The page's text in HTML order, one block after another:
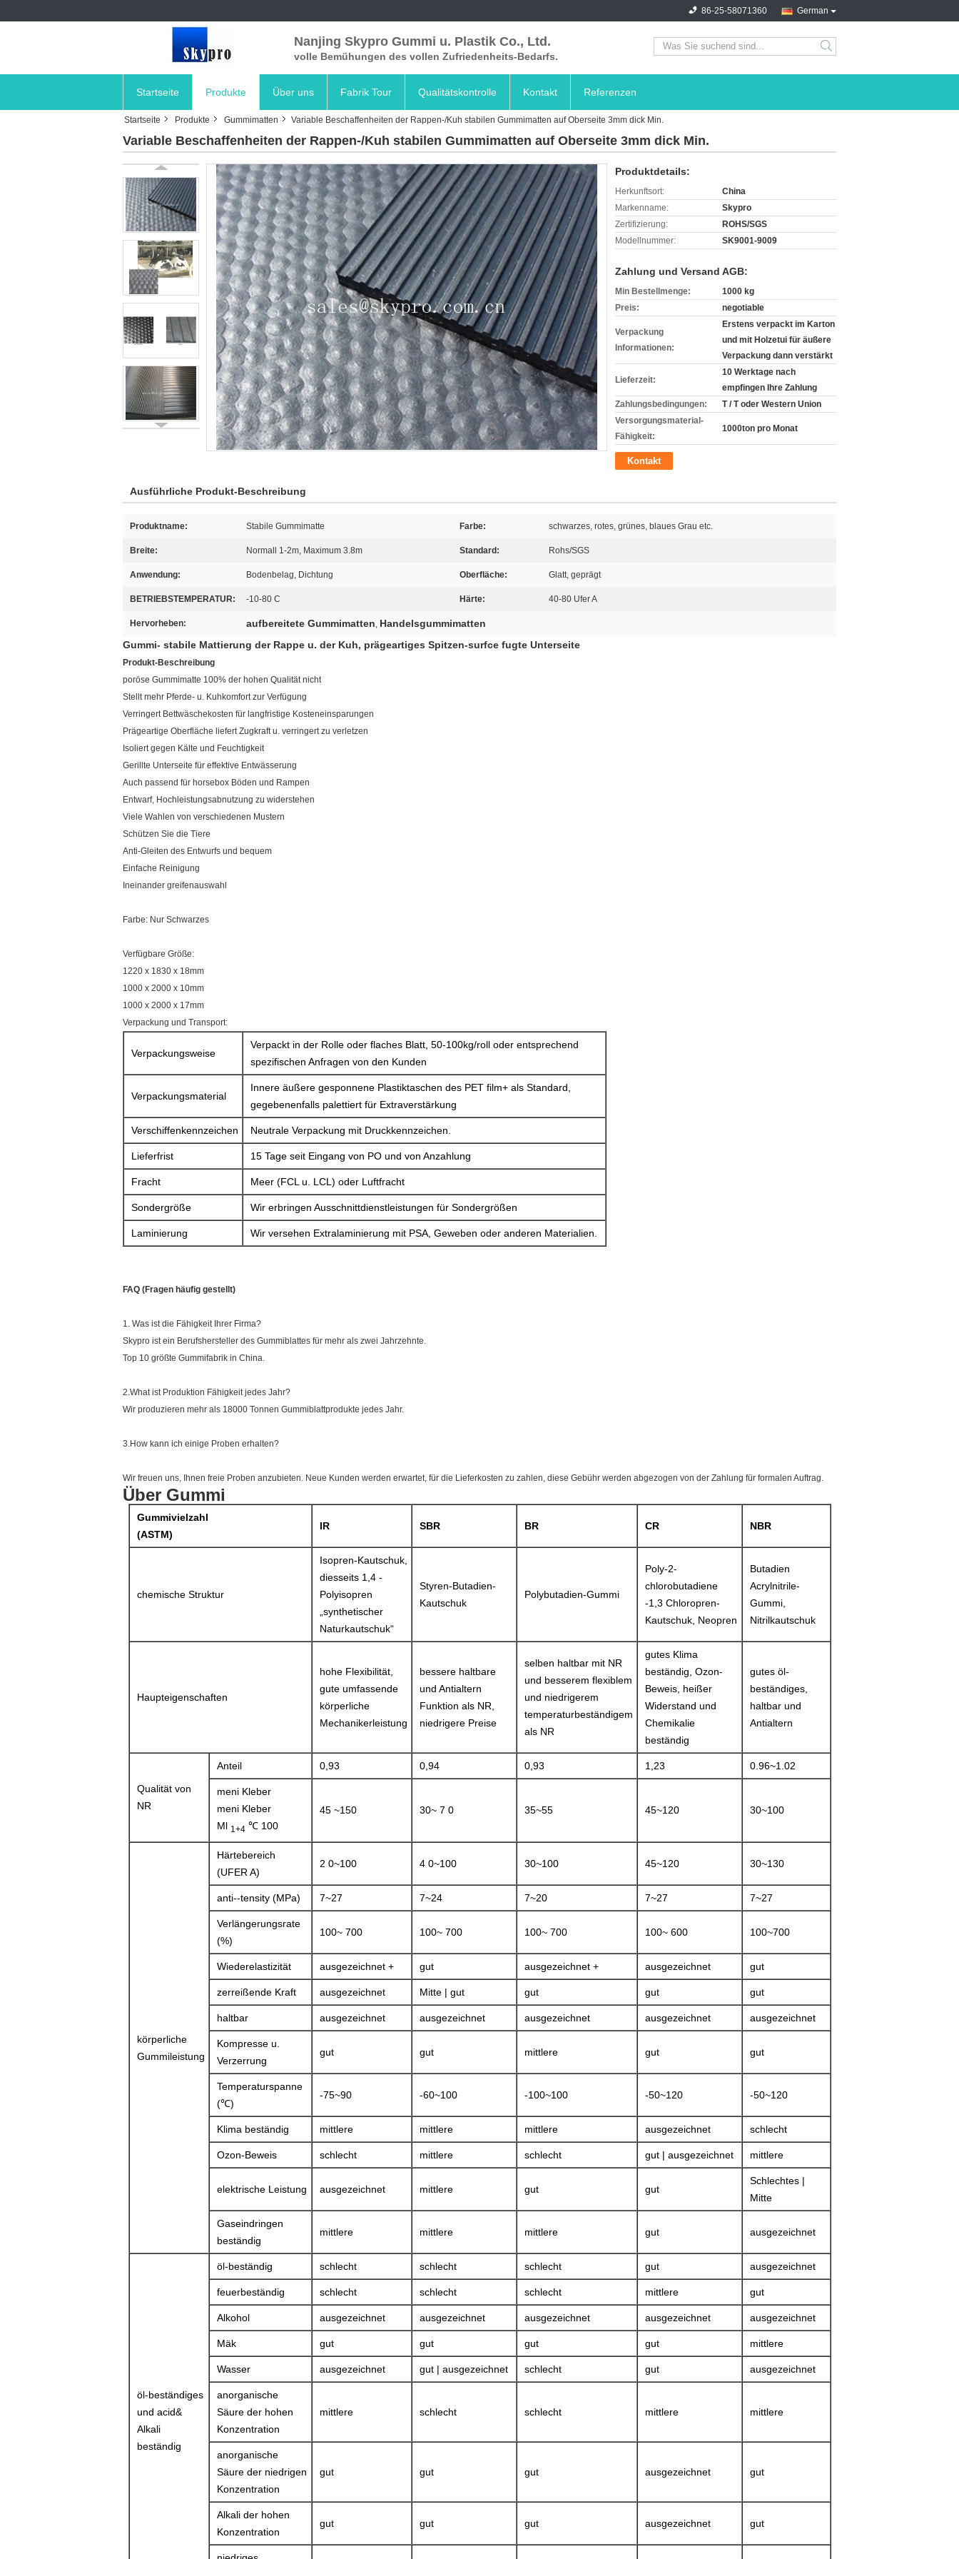
German
86-25-58071360
Nanjing Skypro Gummi u. Plastik Co., Ltd.
volle Bemühungen des vollen Zufriedenheits-Bedarfs. search
Startseite Produkte Über uns Fabrik Tour Qualitätskontrolle Kontakt Referenzen
Startseite Produkte Gummimatten Variable Beschaffenheiten der Rappen-/Kuh stabilen Gummimatten auf Oberseite 3mm dick Min.
Variable Beschaffenheiten der Rappen-/Kuh stabilen Gummimatten auf Oberseite 3mm dick Min.
Produktdetails:
Herkunftsort:
China
Markenname:
Skypro
Zertifizierung:
ROHS/SGS
Modellnummer:
SK9001-9009
Zahlung und Versand AGB:
Min Bestellmenge:
1000 kg
Preis:
negotiable
Verpackung
Informationen:
Erstens verpackt im Karton
und mit Holzetui für äußere
Verpackung dann verstärkt
Lieferzeit:
10 Werktage nach
empfingen Ihre Zahlung
Zahlungsbedingungen:
T / T oder Western Union
Versorgungsmaterial-
Fähigkeit:
1000ton pro Monat
Kontakt
Ausführliche Produkt-Beschreibung
Produktname: Stabile Gummimatte Farbe: schwarzes, rotes, grünes, blaues Grau etc.
Breite: Normall 1-2m, Maximum 3.8m Standard: Rohs/SGS
Anwendung: Bodenbelag, Dichtung Oberfläche: Glatt, geprägt
BETRIEBSTEMPERATUR: -10-80 C Härte: 40-80 Ufer A
Hervorheben: aufbereitete Gummimatten, Handelsgummimatten
Gummi- stabile Mattierung der Rappe u. der Kuh, prägeartiges Spitzen-surfce fugte Unterseite
Produkt-Beschreibung
poröse Gummimatte 100% der hohen Qualität nicht
Stellt mehr Pferde- u. Kuhkomfort zur Verfügung
Verringert Bettwäschekosten für langfristige Kosteneinsparungen
Prägeartige Oberfläche liefert Zugkraft u. verringert zu verletzen
Isoliert gegen Kälte und Feuchtigkeit
Gerillte Unterseite für effektive Entwässerung
Auch passend für horsebox Böden und Rampen
Entwarf, Hochleistungsabnutzung zu widerstehen
Viele Wahlen von verschiedenen Mustern
Schützen Sie die Tiere
Anti-Gleiten des Entwurfs und bequem
Einfache Reinigung
Ineinander greifenauswahl
Farbe: Nur Schwarzes
Verfügbare Größe:
1220 x 1830 x 18mm
1000 x 2000 x 10mm
1000 x 2000 x 17mm
Verpackung und Transport:
Verpackungsweise
Verpackt in der Rolle oder flaches Blatt, 50-100kg/roll oder entsprechend
spezifischen Anfragen von den Kunden
Verpackungsmaterial
Innere äußere gesponnene Plastiktaschen des PET film+ als Standard,
gegebenenfalls palettiert für Extraverstärkung
Verschiffenkennzeichen Neutrale Verpackung mit Druckkennzeichen.
Lieferfrist 15 Tage seit Eingang von PO und von Anzahlung
Fracht Meer (FCL u. LCL) oder Luftfracht
Sondergröße Wir erbringen Ausschnittdienstleistungen für Sondergrößen
Laminierung Wir versehen Extralaminierung mit PSA, Geweben oder anderen Materialien.
FAQ (Fragen häufig gestellt)
1. Was ist die Fähigkeit Ihrer Firma?
Skypro ist ein Berufshersteller des Gummiblattes für mehr als zwei Jahrzehnte.
Top 10 größte Gummifabrik in China.
2.What ist Produktion Fähigkeit jedes Jahr?
Wir produzieren mehr als 18000 Tonnen Gummiblattprodukte jedes Jahr.
3.How kann ich einige Proben erhalten?
Wir freuen uns, Ihnen freie Proben anzubieten. Neue Kunden werden erwartet, für die Lieferkosten zu zahlen, diese Gebühr werden abgezogen von der Zahlung für formalen Auftrag.
Über Gummi
Gummivielzahl
(ASTM)
IR SBR BR CR NBR
chemische Struktur
Isopren-Kautschuk,
diesseits 1,4 -
Polyisopren
„synthetischer
Naturkautschuk“
Styren-Butadien-
Kautschuk
Polybutadien-Gummi
Poly-2-
chlorobutadiene
-1,3 Chloropren-
Kautschuk, Neopren
Butadien
Acrylnitrile-
Gummi,
Nitrilkautschuk
Haupteigenschaften
hohe Flexibilität,
gute umfassende
körperliche
Mechanikerleistung
bessere haltbare
und Antialtern
Funktion als NR,
niedrigere Preise
selben haltbar mit NR
und besserem flexiblem
und niedrigerem
temperaturbeständigem
als NR
gutes Klima
beständig, Ozon-
Beweis, heißer
Widerstand und
Chemikalie
beständig
gutes öl-
beständiges,
haltbar und
Antialtern
Qualität von
NR
Anteil 0,93 0,94 0,93 1,23 0.96~1.02
meni Kleber
meni Kleber
Ml 1+4 ℃ 100
45 ~150 30~ 7 0 35~55 45~120 30~100
körperliche
Gummileistung
Härtebereich
(UFER A)
2 0~100 4 0~100 30~100 45~120 30~130
anti--tensity (MPa) 7~27 7~24 7~20 7~27 7~27
Verlängerungsrate
(%)
100~ 700 100~ 700 100~ 700 100~ 600 100~700
Wiederelastizität ausgezeichnet + gut ausgezeichnet + ausgezeichnet gut
zerreißende Kraft ausgezeichnet Mitte | gut gut gut gut
haltbar ausgezeichnet ausgezeichnet ausgezeichnet ausgezeichnet ausgezeichnet
Kompresse u.
Verzerrung
gut gut mittlere gut gut
Temperaturspanne
(℃)
-75~90 -60~100 -100~100 -50~120 -50~120
Klima beständig mittlere mittlere mittlere ausgezeichnet schlecht
Ozon-Beweis schlecht mittlere schlecht gut | ausgezeichnet mittlere
elektrische Leistung ausgezeichnet mittlere gut gut
Schlechtes |
Mitte
Gaseindringen
beständig
mittlere mittlere mittlere gut ausgezeichnet
öl-beständiges
und acid&
Alkali
beständig
öl-beständig schlecht schlecht schlecht gut ausgezeichnet
feuerbeständig schlecht schlecht schlecht mittlere gut
Alkohol ausgezeichnet ausgezeichnet ausgezeichnet ausgezeichnet ausgezeichnet
Mäk gut gut gut gut mittlere
Wasser ausgezeichnet gut | ausgezeichnet schlecht gut ausgezeichnet
anorganische
Säure der hohen
Konzentration
mittlere schlecht schlecht mittlere mittlere
anorganische
Säure der niedrigen
Konzentration
gut gut gut ausgezeichnet gut
Alkali der hohen
Konzentration
gut gut gut ausgezeichnet gut